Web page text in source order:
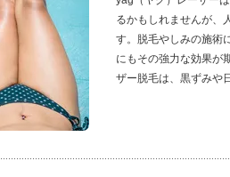
るかもしれませんが、
す。脱毛やしみの施術
にもその強力な効果が
ザー脱毛は、黒ずみや